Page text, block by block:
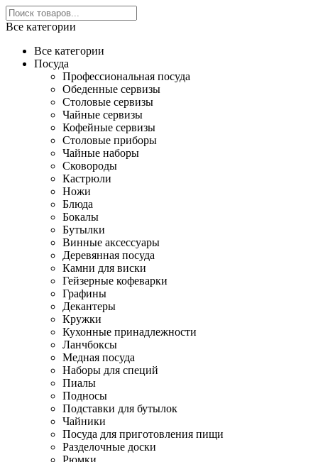
Все категории
Все категории
Посуда
Профессиональная посуда
Обеденные сервизы
Столовые сервизы
Чайные сервизы
Кофейные сервизы
Столовые приборы
Чайные наборы
Сковороды
Кастрюли
Ножи
Блюда
Бокалы
Бутылки
Винные аксессуары
Деревянная посуда
Камни для виски
Гейзерные кофеварки
Графины
Декантеры
Кружки
Кухонные принадлежности
Ланчбоксы
Медная посуда
Наборы для специй
Пиалы
Подносы
Подставки для бутылок
Чайники
Посуда для приготовления пищи
Разделочные доски
Рюмки